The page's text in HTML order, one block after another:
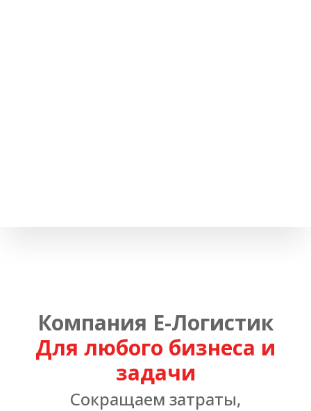
Компания Е-Логистик
Для любого бизнеса и
задачи
Сокращаем затраты,